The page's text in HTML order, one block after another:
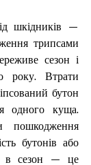
шкідників —
трипсами
сезон і
року. Втрати
бутон
одного куща.
пошкодження
бутонів або
в сезон — це